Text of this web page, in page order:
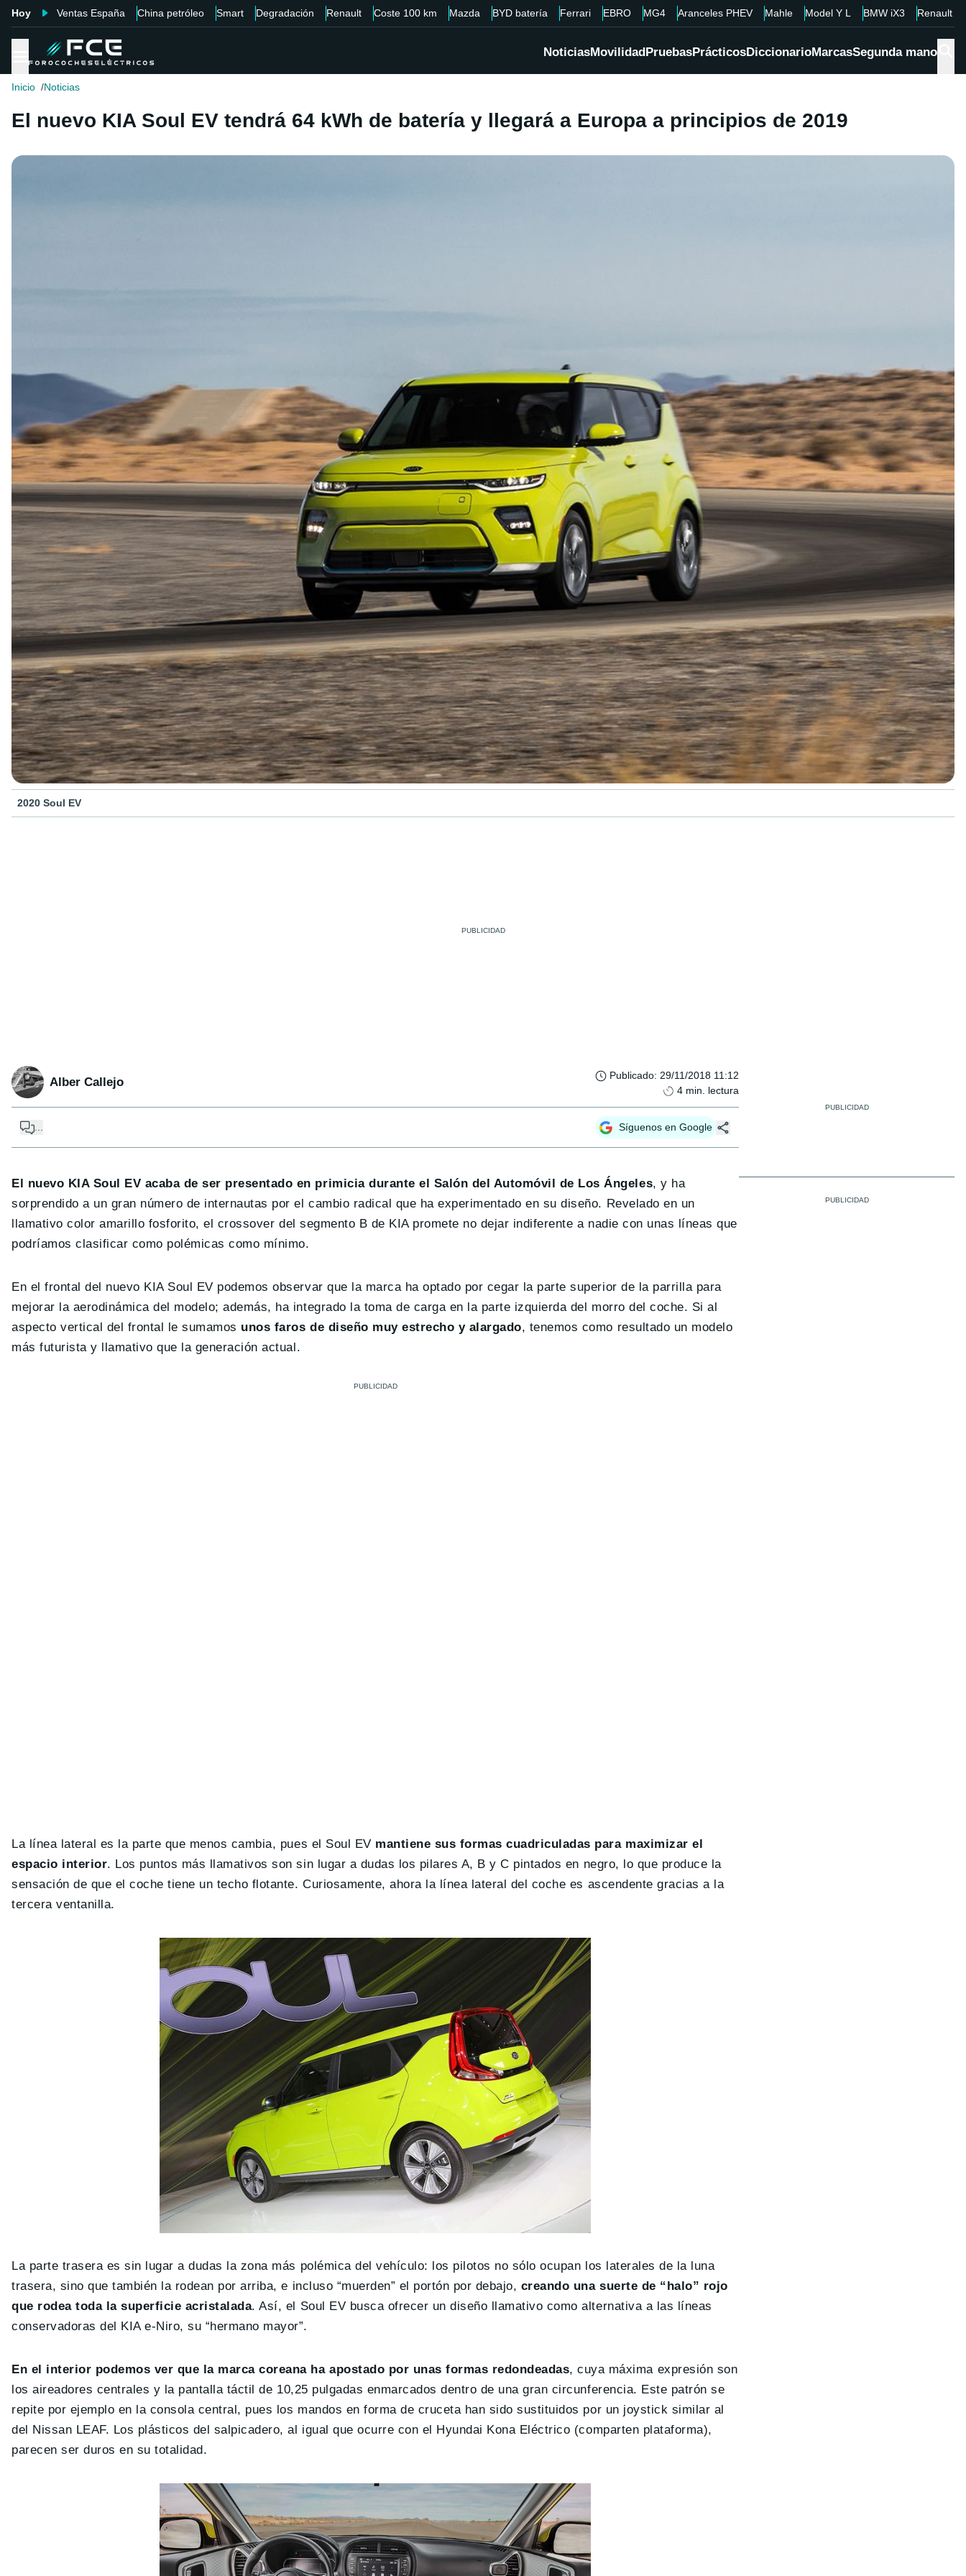
Hoy Ventas España China petróleo Smart Degradación Renault Coste 100 km Mazda BYD batería Ferrari EBRO MG4 Aranceles PHEV Mahle Model Y L BMW iX3 Renault
NoticiasMovilidadPruebasPrácticosDiccionarioMarcasSegunda mano
Inicio Noticias
El nuevo KIA Soul EV tendrá 64 kWh de batería y llegará a Europa a principios de 2019
2020 Soul EV
Alber Callejo Publicado: 29/11/2018 11:12
4 min. lectura
... Síguenos en Google
El nuevo KIA Soul EV acaba de ser presentado en primicia durante el Salón del Automóvil de Los Ángeles, y ha
sorprendido a un gran número de internautas por el cambio radical que ha experimentado en su diseño. Revelado en un
llamativo color amarillo fosforito, el crossover del segmento B de KIA promete no dejar indiferente a nadie con unas líneas que
podríamos clasificar como polémicas como mínimo.
En el frontal del nuevo KIA Soul EV podemos observar que la marca ha optado por cegar la parte superior de la parrilla para
mejorar la aerodinámica del modelo; además, ha integrado la toma de carga en la parte izquierda del morro del coche. Si al
aspecto vertical del frontal le sumamos unos faros de diseño muy estrecho y alargado, tenemos como resultado un modelo
más futurista y llamativo que la generación actual.
La línea lateral es la parte que menos cambia, pues el Soul EV mantiene sus formas cuadriculadas para maximizar el
espacio interior. Los puntos más llamativos son sin lugar a dudas los pilares A, B y C pintados en negro, lo que produce la
sensación de que el coche tiene un techo flotante. Curiosamente, ahora la línea lateral del coche es ascendente gracias a la
tercera ventanilla.
La parte trasera es sin lugar a dudas la zona más polémica del vehículo: los pilotos no sólo ocupan los laterales de la luna
trasera, sino que también la rodean por arriba, e incluso “muerden” el portón por debajo, creando una suerte de “halo” rojo
que rodea toda la superficie acristalada. Así, el Soul EV busca ofrecer un diseño llamativo como alternativa a las líneas
conservadoras del KIA e-Niro, su “hermano mayor”.
En el interior podemos ver que la marca coreana ha apostado por unas formas redondeadas, cuya máxima expresión son
los aireadores centrales y la pantalla táctil de 10,25 pulgadas enmarcados dentro de una gran circunferencia. Este patrón se
repite por ejemplo en la consola central, pues los mandos en forma de cruceta han sido sustituidos por un joystick similar al
del Nissan LEAF. Los plásticos del salpicadero, al igual que ocurre con el Hyundai Kona Eléctrico (comparten plataforma),
parecen ser duros en su totalidad.